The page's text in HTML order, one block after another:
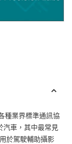
種業界標準通訊協
汽車，其中最常見
於駕駛輔助攝影